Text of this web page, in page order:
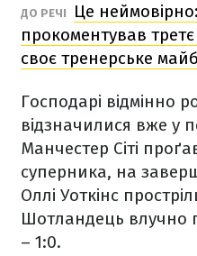
ДО РЕЧІ
Це
прокоментував третє
своє тренерське
Господарі відмінно
відзначилися вже у
Манчестер Сіті проґ
суперника, на
Оллі Уоткінс
Шотландець влучно
– 1:0.